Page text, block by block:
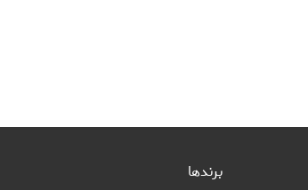
برندها